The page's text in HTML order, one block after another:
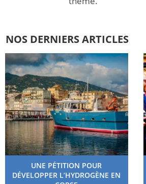
NOS DERNIERS ARTICLES
UNE PÉTITION POUR
DÉVELOPPER L’HYDROGÈNE EN